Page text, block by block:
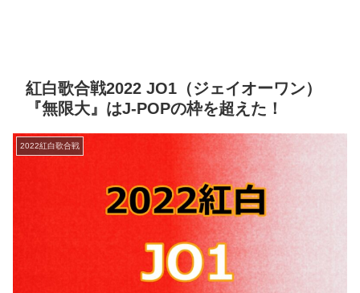
紅白歌合戦2022 JO1（ジェイオーワン）
『無限大』はJ-POPの枠を超えた！
2022紅白歌合戦